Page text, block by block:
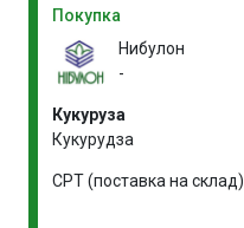
Покупка
Нибулон
-
Кукуруза
Кукурудза
CPT (поставка на склад)